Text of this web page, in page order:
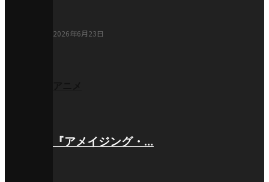
2026年6月23日
『アメイジング・…